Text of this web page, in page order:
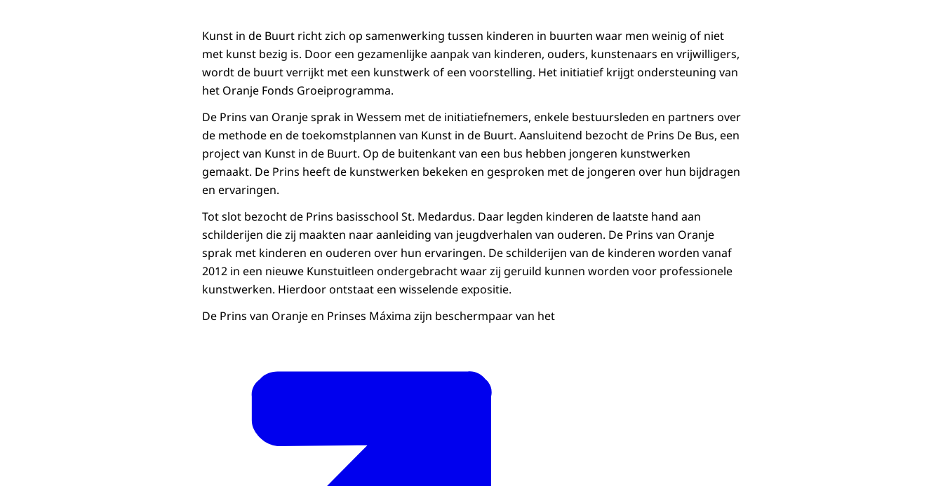
Kunst in de Buurt richt zich op samenwerking tussen kinderen in buurten waar men weinig of niet
met kunst bezig is. Door een gezamenlijke aanpak van kinderen, ouders, kunstenaars en vrijwilligers,
wordt de buurt verrijkt met een kunstwerk of een voorstelling. Het initiatief krijgt ondersteuning van
het Oranje Fonds Groeiprogramma.
De Prins van Oranje sprak in Wessem met de initiatiefnemers, enkele bestuursleden en partners over
de methode en de toekomstplannen van Kunst in de Buurt. Aansluitend bezocht de Prins De Bus, een
project van Kunst in de Buurt. Op de buitenkant van een bus hebben jongeren kunstwerken
gemaakt. De Prins heeft de kunstwerken bekeken en gesproken met de jongeren over hun bijdragen
en ervaringen.
Tot slot bezocht de Prins basisschool St. Medardus. Daar legden kinderen de laatste hand aan
schilderijen die zij maakten naar aanleiding van jeugdverhalen van ouderen. De Prins van Oranje
sprak met kinderen en ouderen over hun ervaringen. De schilderijen van de kinderen worden vanaf
2012 in een nieuwe Kunstuitleen ondergebracht waar zij geruild kunnen worden voor professionele
kunstwerken. Hierdoor ontstaat een wisselende expositie.
De Prins van Oranje en Prinses Máxima zijn beschermpaar van het